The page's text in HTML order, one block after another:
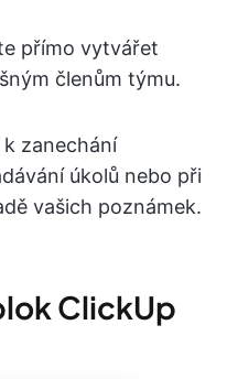
přímo vytvářet
členům týmu.
zanechání
úkolů nebo při
vašich poznámek.
ClickUp